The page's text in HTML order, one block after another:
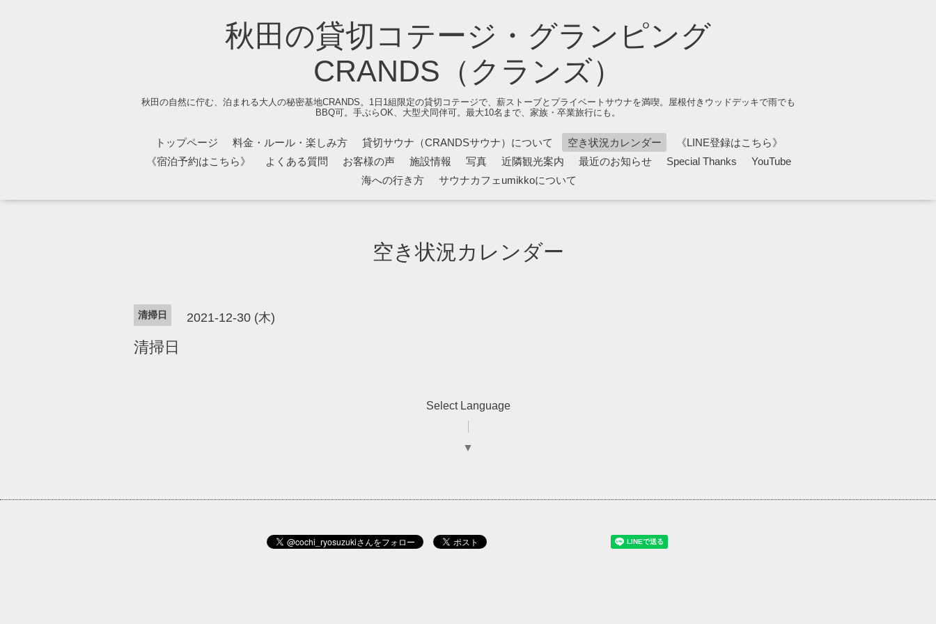
秋田の貸切コテージ・グランピング
CRANDS（クランズ）
秋田の自然に佇む、泊まれる大人の秘密基地CRANDS。1日1組限定の貸切コテージで、薪ストーブとプライベートサウナを満喫。屋根付きウッドデッキで雨でも
BBQ可。手ぶらOK、大型犬同伴可。最大10名まで、家族・卒業旅行にも。
トップページ 料金・ルール・楽しみ方 貸切サウナ（CRANDSサウナ）について 空き状況カレンダー
《LINE登録はこちら》
《宿泊予約はこちら》
よくある質問 お客様の声 施設情報 写真 近隣観光案内 最近のお知らせ Special Thanks
YouTube
海への行き方
サウナカフェumikkoについて
空き状況カレンダー
清掃日 2021-12-30 (木)
清掃日
Select Language
▼